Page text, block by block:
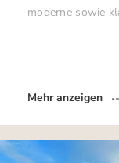
moderne sowie
Mehr anzeigen